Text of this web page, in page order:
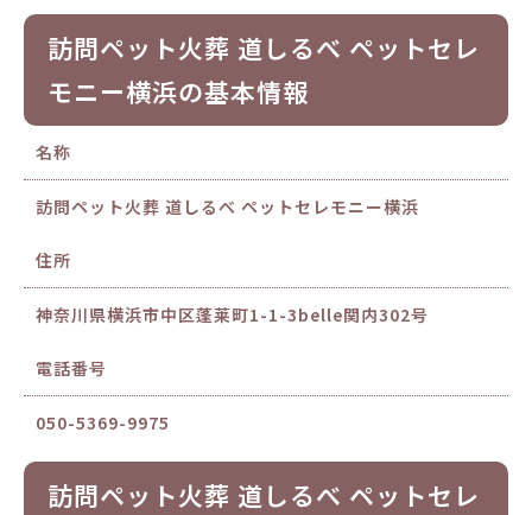
訪問ペット火葬 道しるべ ペットセレ
モニー横浜の基本情報
名称
訪問ペット火葬 道しるべ ペットセレモニー横浜
住所
神奈川県横浜市中区蓬莱町1-1-3belle関内302号
電話番号
050-5369-9975
訪問ペット火葬 道しるべ ペットセレ